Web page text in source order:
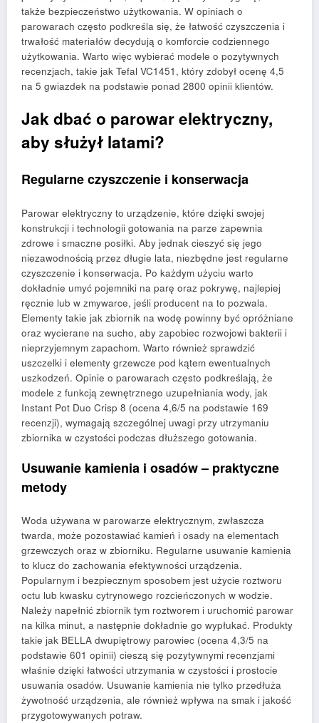
także bezpieczeństwo użytkowania. W opiniach o
parowarach często podkreśla się, że łatwość czyszczenia i
trwałość materiałów decydują o komforcie codziennego
użytkowania. Warto więc wybierać modele o pozytywnych
recenzjach, takie jak Tefal VC1451, który zdobył ocenę 4,5
na 5 gwiazdek na podstawie ponad 2800 opinii klientów.
Jak dbać o parowar elektryczny,
aby służył latami?
Regularne czyszczenie i konserwacja
Parowar elektryczny to urządzenie, które dzięki swojej
konstrukcji i technologii gotowania na parze zapewnia
zdrowe i smaczne posiłki. Aby jednak cieszyć się jego
niezawodnością przez długie lata, niezbędne jest regularne
czyszczenie i konserwacja. Po każdym użyciu warto
dokładnie umyć pojemniki na parę oraz pokrywę, najlepiej
ręcznie lub w zmywarce, jeśli producent na to pozwala.
Elementy takie jak zbiornik na wodę powinny być opróżniane
oraz wycierane na sucho, aby zapobiec rozwojowi bakterii i
nieprzyjemnym zapachom. Warto również sprawdzić
uszczelki i elementy grzewcze pod kątem ewentualnych
uszkodzeń. Opinie o parowarach często podkreślają, że
modele z funkcją zewnętrznego uzupełniania wody, jak
Instant Pot Duo Crisp 8 (ocena 4,6/5 na podstawie 169
recenzji), wymagają szczególnej uwagi przy utrzymaniu
zbiornika w czystości podczas dłuższego gotowania.
Usuwanie kamienia i osadów – praktyczne
metody
Woda używana w parowarze elektrycznym, zwłaszcza
twarda, może pozostawiać kamień i osady na elementach
grzewczych oraz w zbiorniku. Regularne usuwanie kamienia
to klucz do zachowania efektywności urządzenia.
Popularnym i bezpiecznym sposobem jest użycie roztworu
octu lub kwasku cytrynowego rozcieńczonych w wodzie.
Należy napełnić zbiornik tym roztworem i uruchomić parowar
na kilka minut, a następnie dokładnie go wypłukać. Produkty
takie jak BELLA dwupiętrowy parowiec (ocena 4,3/5 na
podstawie 601 opinii) cieszą się pozytywnymi recenzjami
właśnie dzięki łatwości utrzymania w czystości i prostocie
usuwania osadów. Usuwanie kamienia nie tylko przedłuża
żywotność urządzenia, ale również wpływa na smak i jakość
przygotowywanych potraw.